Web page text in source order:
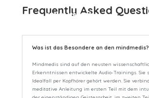
Frequently Asked
Was ist das Besondere an den mindmedis?
Mindmedis sind auf den neusten
Erkenntnissen entwickelte Audio-Trainings. Sie
Idealfall per Kopfhörer gehört werden. Sie
meditative Anleitung im ersten Teil mit dem